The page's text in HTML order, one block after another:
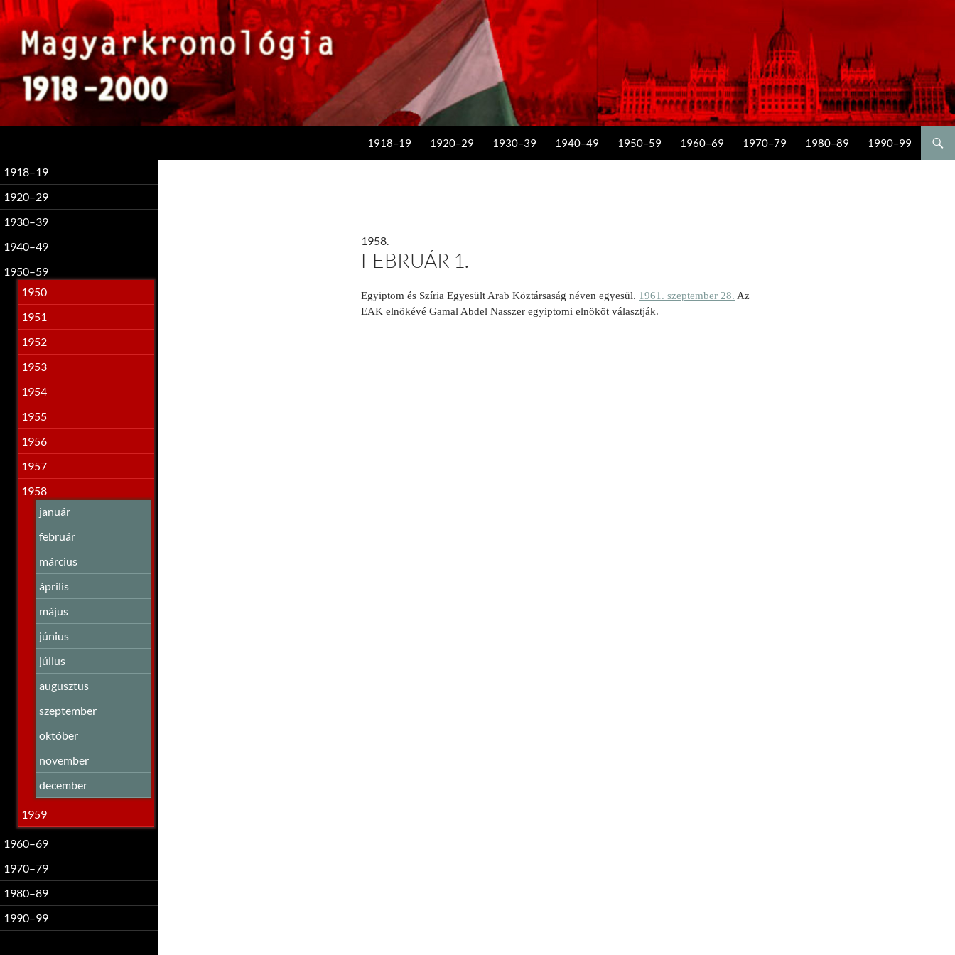
1918–19 1920–29 1930–39 1940–49 1950–59 1960–69 1970–79 1980–89 1990–99
1958.
FEBRUÁR 1.
Egyiptom és Szíria Egyesült Arab Köztársaság néven egyesül. 1961. szeptember 28. Az
EAK elnökévé Gamal Abdel Nasszer egyiptomi elnököt választják.
1918–19
1920–29
1930–39
1940–49
1950–59
1950
1951
1952
1953
1954
1955
1956
1957
1958
január
február
március
április
május
június
július
augusztus
szeptember
október
november
december
1959
1960–69
1970–79
1980–89
1990–99